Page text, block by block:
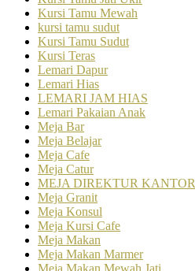
Kursi Tamu Mewah
kursi tamu sudut
Kursi Tamu Sudut
Kursi Teras
Lemari Dapur
Lemari Hias
LEMARI JAM HIAS
Lemari Pakaian Anak
Meja Bar
Meja Belajar
Meja Cafe
Meja Catur
MEJA DIREKTUR KANTOR
Meja Granit
Meja Konsul
Meja Kursi Cafe
Meja Makan
Meja Makan Marmer